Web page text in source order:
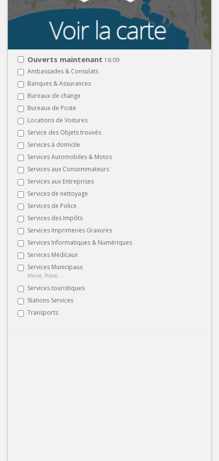
Ouverts maintenant 16:09
Ambassades & Consulats
Banques & Assurances
Bureaux de change
Bureaux de Poste
Locations de Voitures
Service des Objets trouvés
Services à domicile
Services Automobiles & Motos
Services aux Consommateurs
Services aux Entreprises
Services de nettoyage
Services de Police
Services des Impôts
Services Imprimeries Gravures
Services Informatiques & Numériques
Services Médicaux
Services Municipaux
Mairie, Police, ...
Services touristiques
Stations Services
Transports